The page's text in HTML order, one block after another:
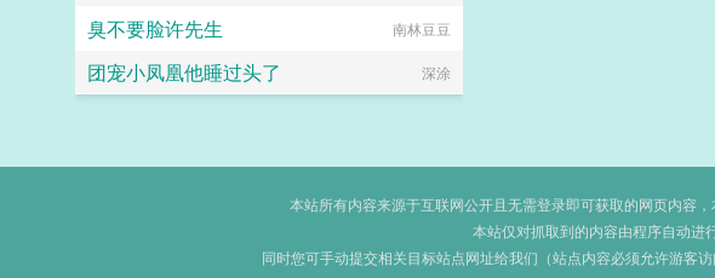
臭不要脸许先生 南林豆豆
团宠小凤凰他睡过头了 深涂
本站所有内容来源于互联网公开且无需登录即可获取的网页内容
本站仅对抓取到的内容由程序自动进
同时您可手动提交相关目标站点网址给我们（站点内容必须允许游客